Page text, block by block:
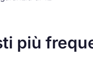
più